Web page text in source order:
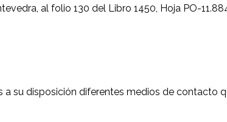
al folio 130 del Libro 1450, Hoja PO-
a su disposición diferentes medios de contacto